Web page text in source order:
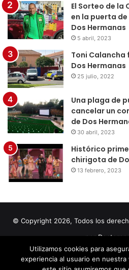
El Sorteo de la
en la puerta
Dos Hermanas
5 abril, 2023
Toni Calancha
Dos Hermanas
25 julio, 2022
Una plaga de
cancelar un
de Dos
30 abril, 2023
Histórico
chirigota de
13 febrero, 2023
© Copyright 2026, Todos los
por Doctores
Facebook
Twitter
Utilizamos cookies para
experiencia al usuario en